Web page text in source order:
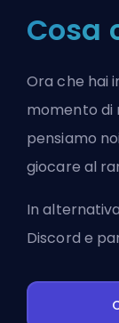
Cosa
Ora che hai
momento di
pensiamo
giocare al
In
Discord e